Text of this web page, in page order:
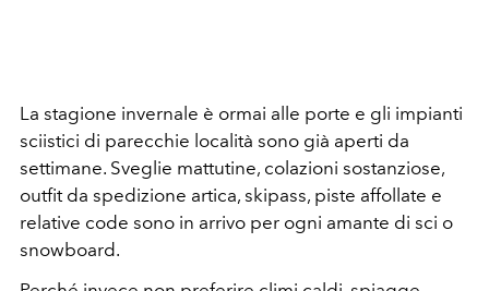
La stagione invernale è ormai alle porte e gli impianti
sciistici di parecchie località sono già aperti da
settimane. Sveglie mattutine, colazioni sostanziose,
outfit da spedizione artica, skipass, piste affollate e
relative code sono in arrivo per ogni amante di sci o
snowboard.